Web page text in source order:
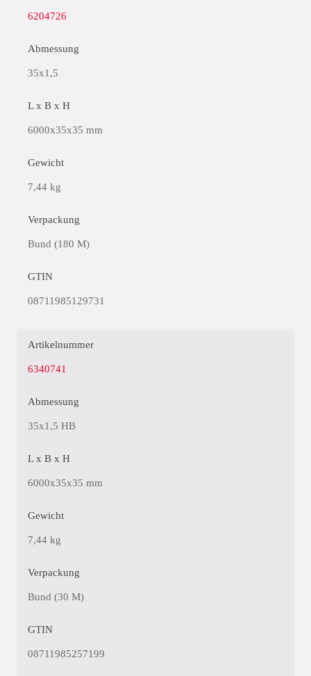
6204726
Abmessung
35x1,5
L x B x H
6000x35x35 mm
Gewicht
7,44 kg
Verpackung
Bund (180 M)
GTIN
08711985129731
Artikelnummer
6340741
Abmessung
35x1,5 HB
L x B x H
6000x35x35 mm
Gewicht
7,44 kg
Verpackung
Bund (30 M)
GTIN
08711985257199